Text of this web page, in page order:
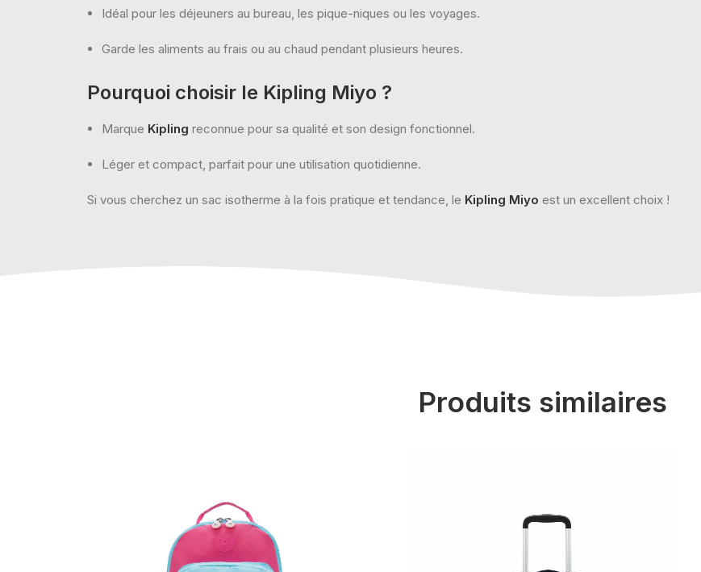
Idéal pour les déjeuners au bureau, les pique-niques ou les voyages.
Garde les aliments au frais ou au chaud pendant plusieurs heures.
Pourquoi choisir le Kipling Miyo ?
Marque Kipling reconnue pour sa qualité et son design fonctionnel.
Léger et compact, parfait pour une utilisation quotidienne.
Si vous cherchez un sac isotherme à la fois pratique et tendance, le Kipling Miyo est un excellent choix !
Produits similaires